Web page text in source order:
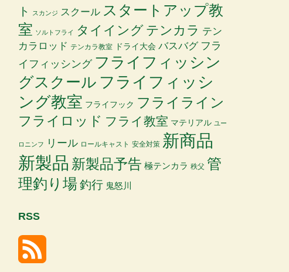
ト
スカンジ スクール スタートアップ教
室 ソルトフライ タイイング テンカラ テン
カラロッド テンカラ教室 ドライ大会 バスバグ フラ
イフィッシング フライフィッシン
グスクール フライフィッシ
ング教室 フライフック フライライン
フライロッド フライ教室 マテリアル ユー
ロニンフ リール ロールキャスト 安全対策 新商品
新製品 新製品予告 極テンカラ 秩父 管
理釣り場釣行 鬼怒川
RSS